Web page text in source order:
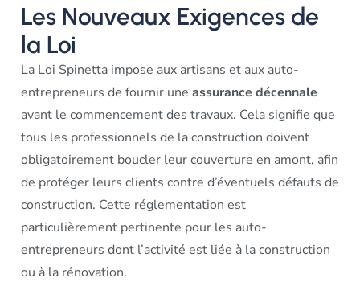
Les Nouveaux Exigences de
la Loi
La Loi Spinetta impose aux artisans et aux auto-
entrepreneurs de fournir une assurance décennale
avant le commencement des travaux. Cela signifie que
tous les professionnels de la construction doivent
obligatoirement boucler leur couverture en amont, afin
de protéger leurs clients contre d’éventuels défauts de
construction. Cette réglementation est
particulièrement pertinente pour les auto-
entrepreneurs dont l’activité est liée à la construction
ou à la rénovation.